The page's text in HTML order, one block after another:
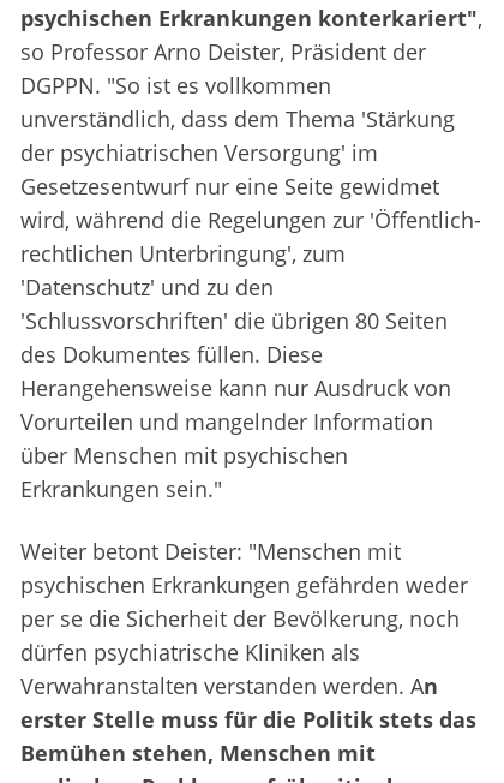
psychischen Erkrankungen konterkariert",
so Professor Arno Deister, Präsident der
DGPPN. "So ist es vollkommen
unverständlich, dass dem Thema 'Stärkung
der psychiatrischen Versorgung' im
Gesetzesentwurf nur eine Seite gewidmet
wird, während die Regelungen zur 'Öffentlich-
rechtlichen Unterbringung', zum
'Datenschutz' und zu den
'Schlussvorschriften' die übrigen 80 Seiten
des Dokumentes füllen. Diese
Herangehensweise kann nur Ausdruck von
Vorurteilen und mangelnder Information
über Menschen mit psychischen
Erkrankungen sein."
Weiter betont Deister: "Menschen mit
psychischen Erkrankungen gefährden weder
per se die Sicherheit der Bevölkerung, noch
dürfen psychiatrische Kliniken als
Verwahranstalten verstanden werden. An
erster Stelle muss für die Politik stets das
Bemühen stehen, Menschen mit